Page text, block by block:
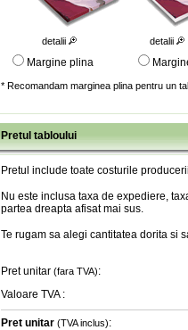
detalii detalii
Margine plina
* Recomandam marginea plina pentru un
Pretul tabloului
Pretul include toate costurile
Nu este inclusa taxa de expediere,
partea dreapta afisat mai sus.
Te rugam sa alegi cantitatea dorita si
Pret unitar (fara TVA):
Valoare TVA :
Pret unitar (TVA inclus):